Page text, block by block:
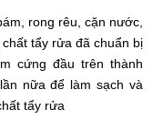
rong rêu, cặn nước,
tẩy rửa đã chuẩn bị
cứng đầu trên thành
nữa để làm sạch và
tẩy rửa